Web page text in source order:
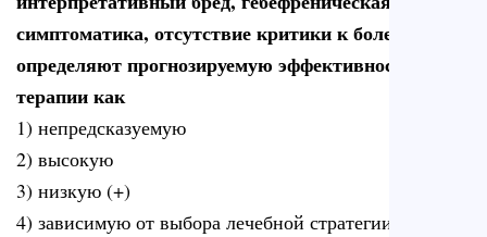
симптоматика, отсутствие критики к болезни
определяют прогнозируемую эффективность
терапии как
1) непредсказуемую
2) высокую
3) низкую (+)
4) зависимую от выбора лечебной стратегии